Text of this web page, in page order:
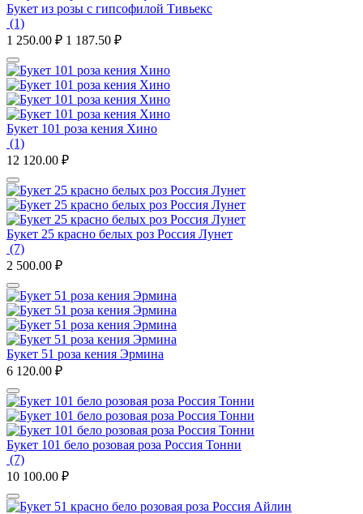
Букет из розы с гипсофилой Тивьекс
(1)
1 250.00 ₽ 1 187.50 ₽
Букет 101 роза кения Хино
(1)
12 120.00 ₽
Букет 25 красно белых роз Россия Лунет
(7)
2 500.00 ₽
Букет 51 роза кения Эрмина
6 120.00 ₽
Букет 101 бело розовая роза Россия Тонни
(7)
10 100.00 ₽